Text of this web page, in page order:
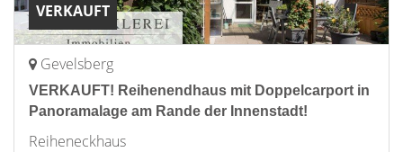
VERKAUFT
Gevelsberg
VERKAUFT! Reihenendhaus mit Doppelcarport in
Panoramalage am Rande der Innenstadt!
Reiheneckhaus